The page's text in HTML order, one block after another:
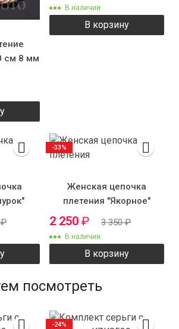
см 8 мм
В наличии
В корзину
₽
Женская цепочка
плетения "Якорное"
2 250 ₽ 3 350₽
В наличии
В корзину
-33%
посмотреть
-24%